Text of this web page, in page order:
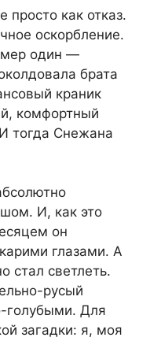
просто как отказ.
оскорбление.
один —
брата
краник
комфортный
тогда Снежана
И, как это
он
глазами. А
стал светлеть.
русый
голубыми. Для
загадки: я, моя